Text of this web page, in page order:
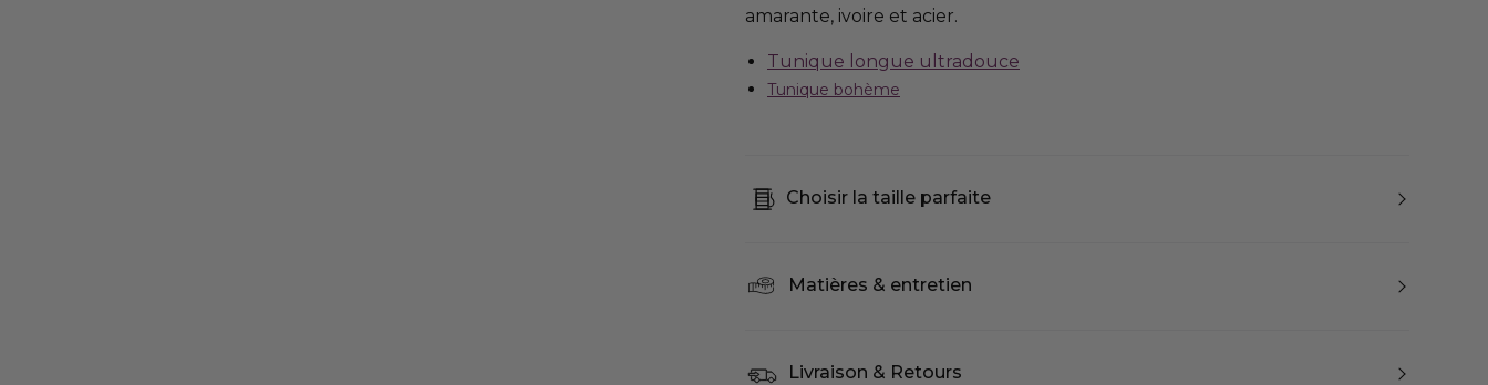
amarante, ivoire et acier.
Tunique longue ultradouce
Tunique bohème
Choisir la taille parfaite
Matières & entretien
Livraison & Retours